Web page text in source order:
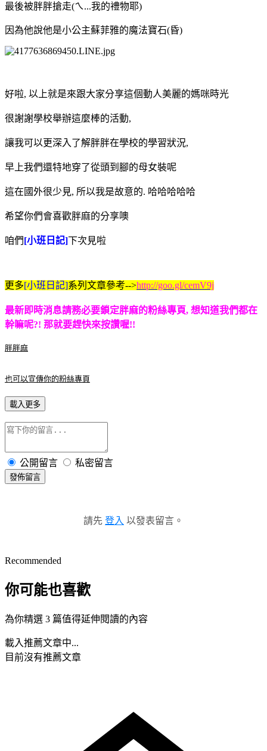
最後被胖胖搶走(ㄟ...我的禮物耶)
因為他說他是小公主蘇菲雅的魔法寶石(昏)
好啦, 以上就是來跟大家分享這個動人美麗的媽咪時光
很謝謝學校舉辦這麼棒的活動,
讓我可以更深入了解胖胖在學校的學習狀況,
早上我們還特地穿了從頭到腳的母女裝呢
這在國外很少見, 所以我是故意的. 哈哈哈哈哈
希望你們會喜歡胖麻的分享噢
咱們[小班日記]下次見啦
更多[小班日記]系列文章參考-->http://goo.gl/cemV9j
最新即時消息請務必要鎖定胖麻的粉絲專頁, 想知道我們都在
幹嘛呢?! 那就要趕快來按讚喔!!
胖胖麻
也可以宣傳你的粉絲專頁
載入更多
公開留言 私密留言
發佈留言
請先 登入 以發表留言。
Recommended
你可能也喜歡
為你精選 3 篇值得延伸閱讀的內容
載入推薦文章中...
目前沒有推薦文章